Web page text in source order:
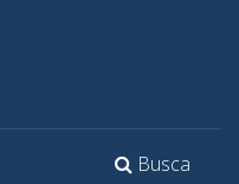
Toggle
Busca